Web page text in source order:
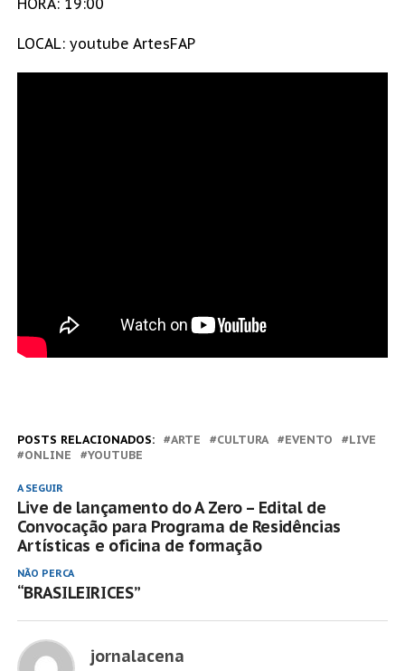
HORA: 19:00
LOCAL: youtube ArtesFAP
POSTS RELACIONADOS: ARTE CULTURA EVENTO
LIVE
ONLINE
YOUTUBE
A SEGUIR
Live de lançamento do A Zero – Edital de
Convocação para Programa de Residências
Artísticas e oficina de formação
NÃO PERCA
“BRASILEIRICES”
jornalacena